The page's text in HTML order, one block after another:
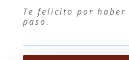
Te felicito por
paso.